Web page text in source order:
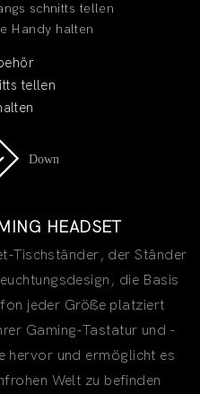
schnitts tellen
Handy halten
tellen
Down
Down
HEADSET
Tischständer, der Ständer
die Basis
jeder Größe platziert
Gaming-Tastatur und -
hervor und ermöglicht es
Welt zu befinden